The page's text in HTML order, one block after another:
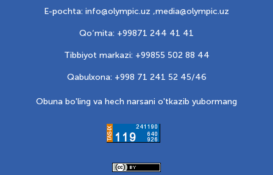
E-pochta: info@olympic.uz ,media@olympic.uz
Qo‘mita: +99871 244 41 41
Tibbiyot markazi: +99855 502 88 44
Qabulxona: +998 71 241 52 45/46
Obuna bo'ling va hech narsani o'tkazib yubormang